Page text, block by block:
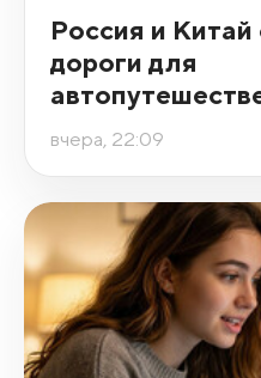
Россия и
дороги для
вчера, 22:09